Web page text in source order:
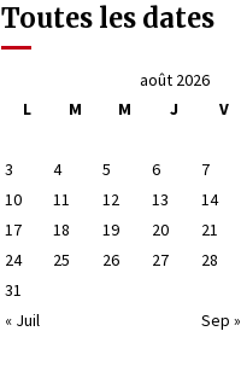
Toutes les dates
août 2026
L
M M J V
3
4 5 6 7
10
11 12 13 14
17
18 19 20 21
24
25 26 27 28
31
« Juil
Sep »